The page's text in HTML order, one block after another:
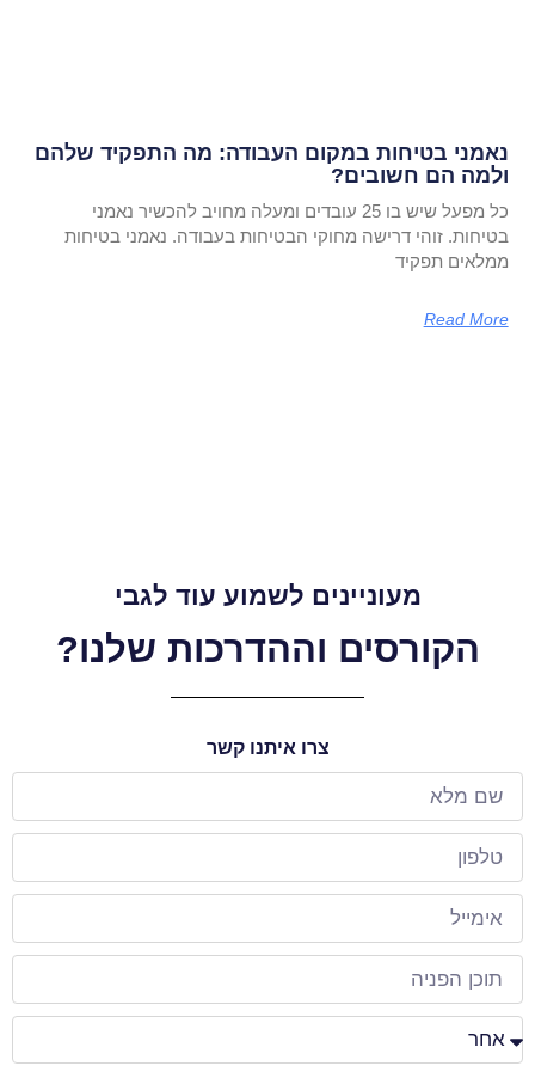
נאמני בטיחות במקום העבודה: מה התפקיד שלהם
ולמה הם חשובים?
כל מפעל שיש בו 25 עובדים ומעלה מחויב להכשיר נאמני
בטיחות. זוהי דרישה מחוקי הבטיחות בעבודה. נאמני בטיחות
ממלאים תפקיד
Read More
מעוניינים לשמוע עוד לגבי
הקורסים וההדרכות שלנו?
צרו איתנו קשר